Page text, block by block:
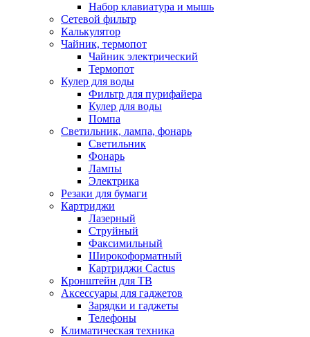
Набор клавиатура и мышь
Сетевой фильтр
Калькулятор
Чайник, термопот
Чайник электрический
Термопот
Кулер для воды
Фильтр для пурифайера
Кулер для воды
Помпа
Светильник, лампа, фонарь
Светильник
Фонарь
Лампы
Электрика
Резаки для бумаги
Картриджи
Лазерный
Струйный
Факсимильный
Широкоформатный
Картриджи Cactus
Кронштейн для ТВ
Аксессуары для гаджетов
Зарядки и гаджеты
Телефоны
Климатическая техника